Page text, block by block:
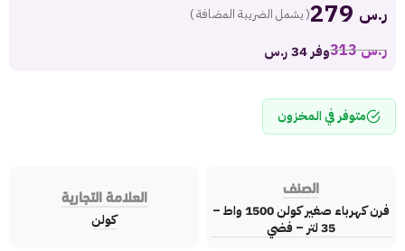
ر.س ( يشمل الضريبة المضافة )
ر.س313 وفر 34 ر.س
متوفر في المخزون
الصنف
فرن كهرباء صغير كولن 1500 واط –
35 لتر – فضي
العلامة التجارية
كولن